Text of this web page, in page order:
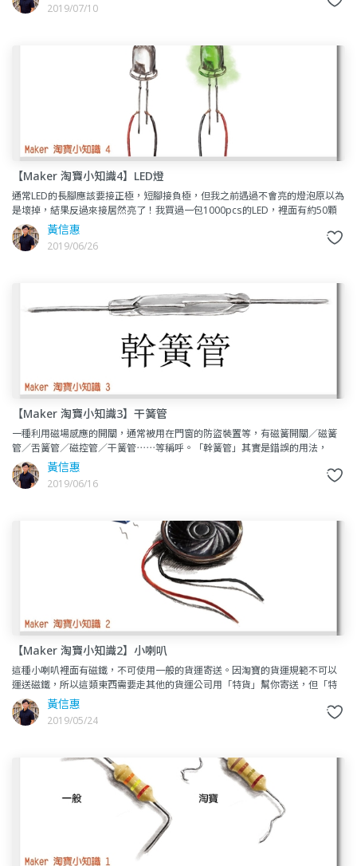
2019/07/10
【Maker 淘寶小知識4】LED燈
通常LED的長腳應該要接正極，短腳接負極，但我之前遇過不會亮的燈泡原以為
是壞掉，結果反過來接居然亮了！我買過一包1000pcs的LED，裡面有約50顆
有反過來的問題。這個機率可能很小，但我跟我朋友都遇
黃信惠
2019/06/26
【Maker 淘寶小知識3】干簧管
一種利用磁場感應的開關，通常被用在門窗的防盜裝置等，有磁簧開關／磁簧
管／舌簧管／磁控管／干簧管⋯⋯等稱呼。「幹簧管」其實是錯誤的用法，
「干簧管」才是正確的，起因是淘寶很多商家為了做海外生意，所以會將簡
黃信惠
2019/06/16
【Maker 淘寶小知識2】小喇叭
這種小喇叭裡面有磁鐵，不可使用一般的貨運寄送。因淘寶的貨運規範不可以
運送磁鐵，所以這類東西需要走其他的貨運公司用「特貨」幫你寄送，但「特
貨」寄送通常價格較高，而且貨運時間可能會多1~2星期。通常這種喇
黃信惠
2019/05/24